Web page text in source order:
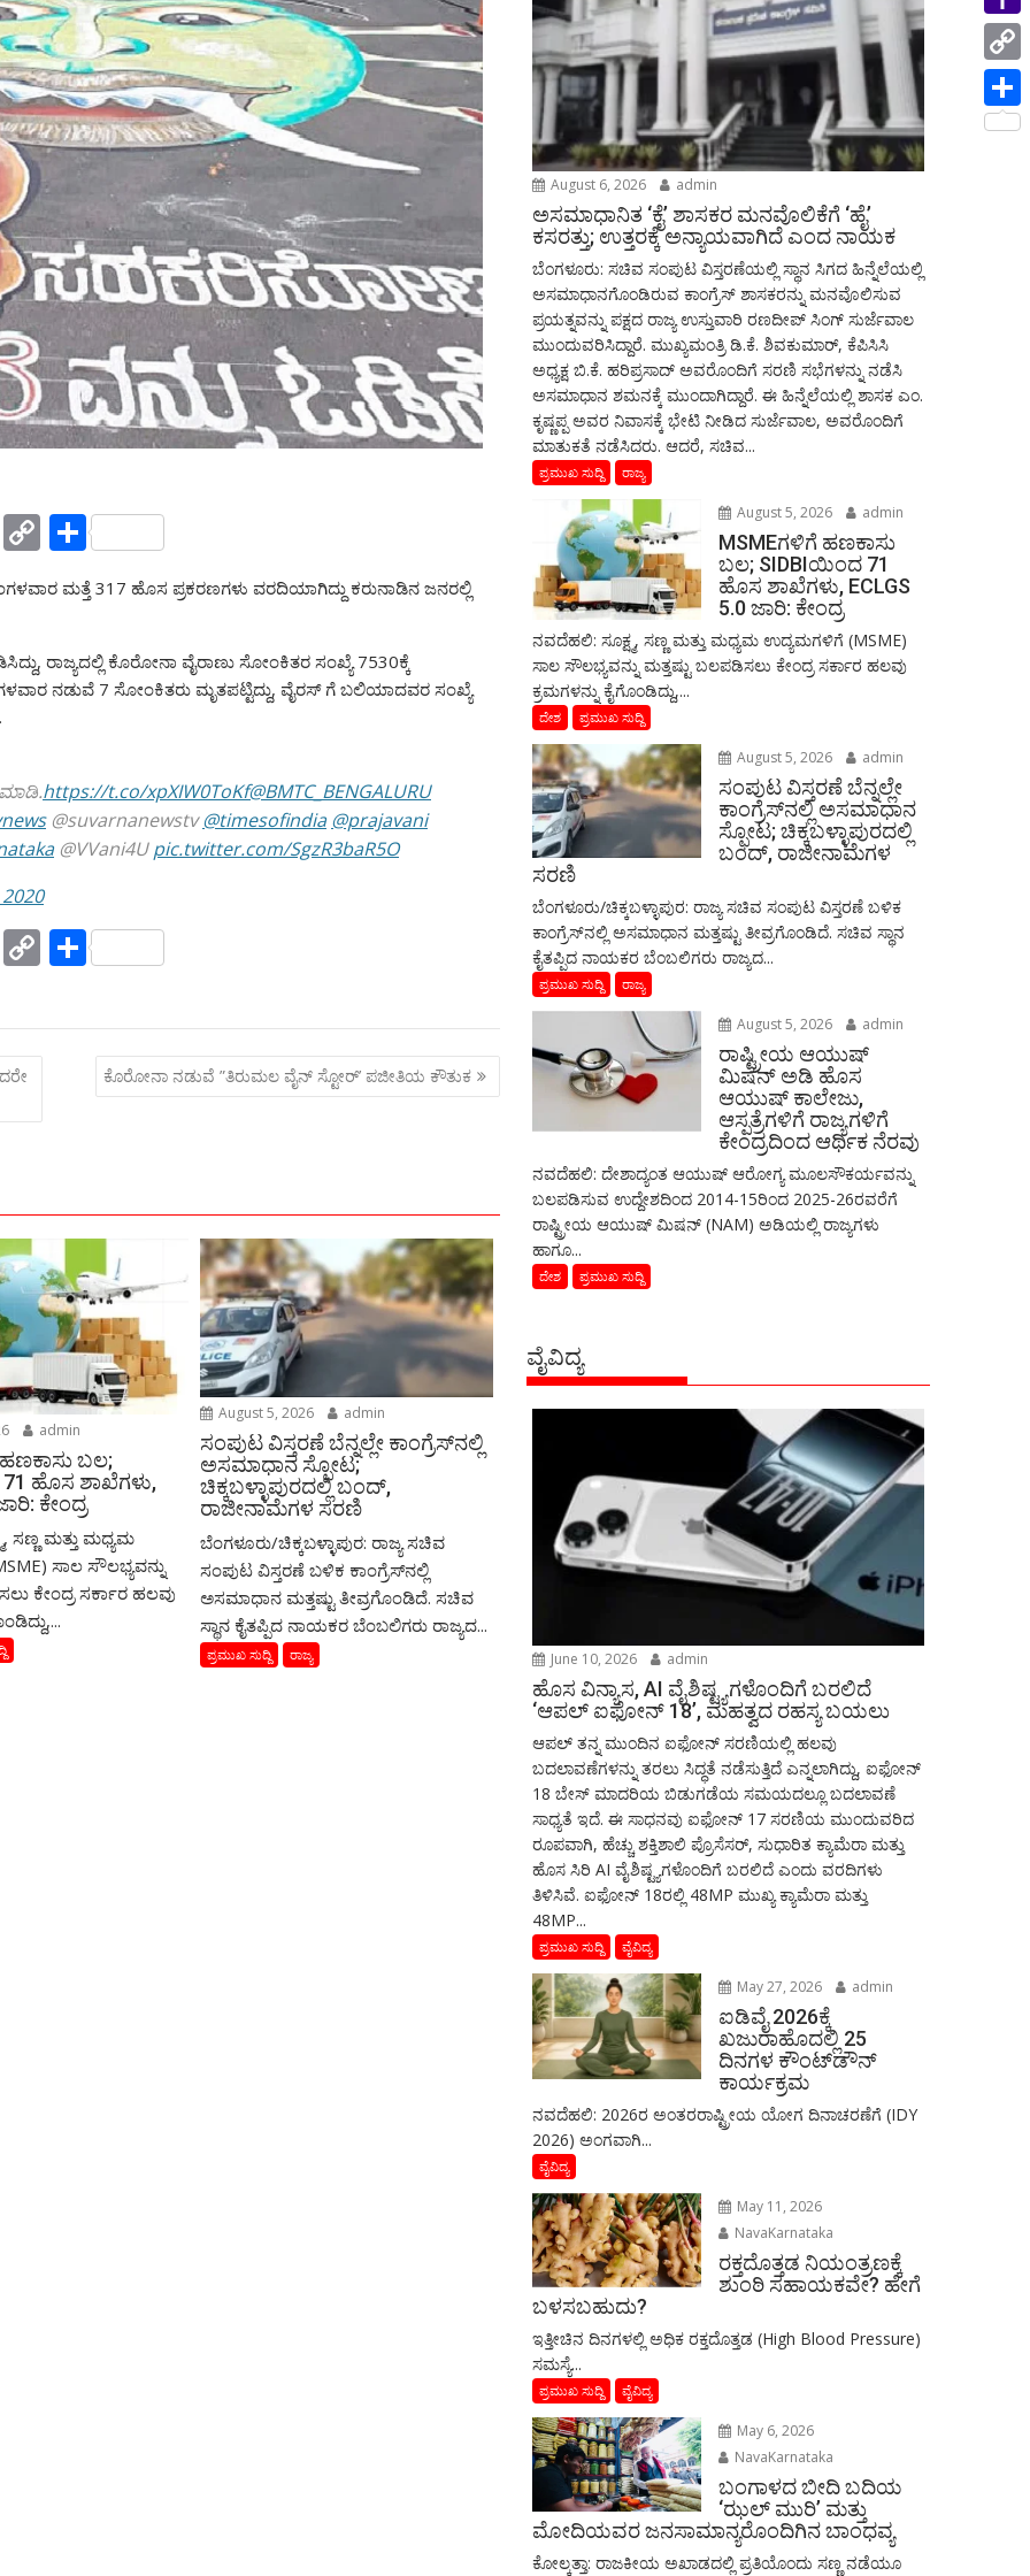
Y C
o
p
Li
S
h
ar
e
ಮತ್ತೆ 317 ಹೊಸ ಪ್ರಕರಣಗಳು ವರದಿಯಾಗಿದ್ದು ಕರುನಾಡಿನ ಜನರಲ್ಲಿ
ರಾಜ್ಯದಲ್ಲಿ ಕೊರೋನಾ ವೈರಾಣು ಸೋಂಕಿತರ ಸಂಖ್ಯೆ 7530ಕ್ಕೆ
ನಡುವೆ 7 ಸೋಂಕಿತರು ಮೃತಪಟ್ಟಿದ್ದು, ವೈರಸ್ ಗೆ ಬಲಿಯಾದವರ ಸಂಖ್ಯೆ
https://t.co/xpXIW0ToKf@BMTC_BENGALURU
@suvarnanewstv@timesofindia @prajavani
@VVani4Upic.twitter.com/SgzR3baR5O
Y C
p
y
n
S
ar
eಕೊರೋನಾ ನಡುವೆ ”ತಿರುಮಲ ವೈನ್ ಸ್ಟೋರ್’ ಪಜೀತಿಯ ಕೌತುಕ
admin
ಬಲ;
ಹೊಸ ಶಾಖೆಗಳು,
ಕೇಂದ್ರ
ಸಣ್ಣ ಮತ್ತು ಮಧ್ಯಮ
ಸಾಲ ಸೌಲಭ್ಯವನ್ನು
ಕೇಂದ್ರ ಸರ್ಕಾರ ಹಲವು
August 5, 2026 admin
ಸಂಪುಟ ವಿಸ್ತರಣೆ ಬೆನ್ನಲ್ಲೇ ಕಾಂಗ್ರೆಸ್‌ನಲ್ಲಿ
ಅಸಮಾಧಾನ ಸ್ಫೋಟ;
ಚಿಕ್ಕಬಳ್ಳಾಪುರದಲ್ಲಿ ಬಂದ್,
ರಾಜೀನಾಮೆಗಳ ಸರಣಿ
ಬೆಂಗಳೂರು/ಚಿಕ್ಕಬಳ್ಳಾಪುರ: ರಾಜ್ಯ ಸಚಿವ
ಸಂಪುಟ ವಿಸ್ತರಣೆ ಬಳಿಕ ಕಾಂಗ್ರೆಸ್‌ನಲ್ಲಿ
ಅಸಮಾಧಾನ ಮತ್ತಷ್ಟು ತೀವ್ರಗೊಂಡಿದೆ. ಸಚಿವ
ಸ್ಥಾನ ಕೈತಪ್ಪಿದ ನಾಯಕರ ಬೆಂಬಲಿಗರು ರಾಜ್ಯದ...
ಪ್ರಮುಖ ಸುದ್ದಿ ರಾಜ್ಯ
August 6, 2026 admin
ಅಸಮಾಧಾನಿತ ‘ಕೈ’ ಶಾಸಕರ ಮನವೊಲಿಕೆಗೆ ‘ಹೈ’
ಕಸರತ್ತು; ಉತ್ತರಕ್ಕೆ ಅನ್ಯಾಯವಾಗಿದೆ ಎಂದ ನಾಯಕ
ಬೆಂಗಳೂರು: ಸಚಿವ ಸಂಪುಟ ವಿಸ್ತರಣೆಯಲ್ಲಿ ಸ್ಥಾನ ಸಿಗದ ಹಿನ್ನೆಲೆಯಲ್ಲಿ
ಅಸಮಾಧಾನಗೊಂಡಿರುವ ಕಾಂಗ್ರೆಸ್ ಶಾಸಕರನ್ನು ಮನವೊಲಿಸುವ
ಪ್ರಯತ್ನವನ್ನು ಪಕ್ಷದ ರಾಜ್ಯ ಉಸ್ತುವಾರಿ ರಣದೀಪ್ ಸಿಂಗ್ ಸುರ್ಜೆವಾಲ
ಮುಂದುವರಿಸಿದ್ದಾರೆ. ಮುಖ್ಯಮಂತ್ರಿ ಡಿ.ಕೆ. ಶಿವಕುಮಾರ್, ಕೆಪಿಸಿಸಿ
ಅಧ್ಯಕ್ಷ ಬಿ.ಕೆ. ಹರಿಪ್ರಸಾದ್ ಅವರೊಂದಿಗೆ ಸರಣಿ ಸಭೆಗಳನ್ನು ನಡೆಸಿ
ಅಸಮಾಧಾನ ಶಮನಕ್ಕೆ ಮುಂದಾಗಿದ್ದಾರೆ. ಈ ಹಿನ್ನೆಲೆಯಲ್ಲಿ ಶಾಸಕ ಎಂ.
ಕೃಷ್ಣಪ್ಪ ಅವರ ನಿವಾಸಕ್ಕೆ ಭೇಟಿ ನೀಡಿದ ಸುರ್ಜೆವಾಲ, ಅವರೊಂದಿಗೆ
ಮಾತುಕತೆ ನಡೆಸಿದರು. ಆದರೆ, ಸಚಿವ...
ಪ್ರಮುಖ ಸುದ್ದಿ ರಾಜ್ಯ
August 5, 2026 admin
MSMEಗಳಿಗೆ ಹಣಕಾಸು
ಬಲ; SIDBIಯಿಂದ 71
ಹೊಸ ಶಾಖೆಗಳು, ECLGS
5.0 ಜಾರಿ: ಕೇಂದ್ರ
ನವದೆಹಲಿ: ಸೂಕ್ಷ್ಮ, ಸಣ್ಣ ಮತ್ತು ಮಧ್ಯಮ ಉದ್ಯಮಗಳಿಗೆ (MSME)
ಸಾಲ ಸೌಲಭ್ಯವನ್ನು ಮತ್ತಷ್ಟು ಬಲಪಡಿಸಲು ಕೇಂದ್ರ ಸರ್ಕಾರ ಹಲವು
ಕ್ರಮಗಳನ್ನು ಕೈಗೊಂಡಿದ್ದು,...
ದೇಶ ಪ್ರಮುಖ ಸುದ್ದಿ
August 5, 2026 admin
ಸಂಪುಟ ವಿಸ್ತರಣೆ ಬೆನ್ನಲ್ಲೇ
ಕಾಂಗ್ರೆಸ್‌ನಲ್ಲಿ ಅಸಮಾಧಾನ
ಸ್ಫೋಟ; ಚಿಕ್ಕಬಳ್ಳಾಪುರದಲ್ಲಿ
ಬಂದ್, ರಾಜೀನಾಮೆಗಳ
ಸರಣಿ
ಬೆಂಗಳೂರು/ಚಿಕ್ಕಬಳ್ಳಾಪುರ: ರಾಜ್ಯ ಸಚಿವ ಸಂಪುಟ ವಿಸ್ತರಣೆ ಬಳಿಕ
ಕಾಂಗ್ರೆಸ್‌ನಲ್ಲಿ ಅಸಮಾಧಾನ ಮತ್ತಷ್ಟು ತೀವ್ರಗೊಂಡಿದೆ. ಸಚಿವ ಸ್ಥಾನ
ಕೈತಪ್ಪಿದ ನಾಯಕರ ಬೆಂಬಲಿಗರು ರಾಜ್ಯದ...
ಪ್ರಮುಖ ಸುದ್ದಿ ರಾಜ್ಯ
August 5, 2026 admin
ರಾಷ್ಟ್ರೀಯ ಆಯುಷ್
ಮಿಷನ್ ಅಡಿ ಹೊಸ
ಆಯುಷ್ ಕಾಲೇಜು,
ಆಸ್ಪತ್ರೆಗಳಿಗೆ ರಾಜ್ಯಗಳಿಗೆ
ಕೇಂದ್ರದಿಂದ ಆರ್ಥಿಕ ನೆರವು
ನವದೆಹಲಿ: ದೇಶಾದ್ಯಂತ ಆಯುಷ್ ಆರೋಗ್ಯ ಮೂಲಸೌಕರ್ಯವನ್ನು
ಬಲಪಡಿಸುವ ಉದ್ದೇಶದಿಂದ 2014-15ರಿಂದ 2025-26ರವರೆಗೆ
ರಾಷ್ಟ್ರೀಯ ಆಯುಷ್ ಮಿಷನ್ (NAM) ಅಡಿಯಲ್ಲಿ ರಾಜ್ಯಗಳು
ಹಾಗೂ...
ದೇಶ ಪ್ರಮುಖ ಸುದ್ದಿ
ವೈವಿದ್ಯ
June 10, 2026 admin
ಹೊಸ ವಿನ್ಯಾಸ, AI ವೈಶಿಷ್ಟ್ಯಗಳೊಂದಿಗೆ ಬರಲಿದೆ
‘ಆಪಲ್ ಐಫೋನ್ 18’, ಮಹತ್ವದ ರಹಸ್ಯ ಬಯಲು
ಆಪಲ್ ತನ್ನ ಮುಂದಿನ ಐಫೋನ್ ಸರಣಿಯಲ್ಲಿ ಹಲವು
ಬದಲಾವಣೆಗಳನ್ನು ತರಲು ಸಿದ್ಧತೆ ನಡೆಸುತ್ತಿದೆ ಎನ್ನಲಾಗಿದ್ದು, ಐಫೋನ್
18 ಬೇಸ್ ಮಾದರಿಯ ಬಿಡುಗಡೆಯ ಸಮಯದಲ್ಲೂ ಬದಲಾವಣೆ
ಸಾಧ್ಯತೆ ಇದೆ. ಈ ಸಾಧನವು ಐಫೋನ್ 17 ಸರಣಿಯ ಮುಂದುವರಿದ
ರೂಪವಾಗಿ, ಹೆಚ್ಚು ಶಕ್ತಿಶಾಲಿ ಪ್ರೊಸೆಸರ್, ಸುಧಾರಿತ ಕ್ಯಾಮೆರಾ ಮತ್ತು
ಹೊಸ ಸಿರಿ AI ವೈಶಿಷ್ಟ್ಯಗಳೊಂದಿಗೆ ಬರಲಿದೆ ಎಂದು ವರದಿಗಳು
ತಿಳಿಸಿವೆ. ಐಫೋನ್ 18ರಲ್ಲಿ 48MP ಮುಖ್ಯ ಕ್ಯಾಮೆರಾ ಮತ್ತು
48MP...
ಪ್ರಮುಖ ಸುದ್ದಿ ವೈವಿದ್ಯ
May 27, 2026 admin
ಐಡಿವೈ 2026ಕ್ಕೆ
ಖಜುರಾಹೊದಲ್ಲಿ 25
ದಿನಗಳ ಕೌಂಟ್‌ಡೌನ್
ಕಾರ್ಯಕ್ರಮ
ನವದೆಹಲಿ: 2026ರ ಅಂತರರಾಷ್ಟ್ರೀಯ ಯೋಗ ದಿನಾಚರಣೆಗೆ (IDY
2026) ಅಂಗವಾಗಿ...
ವೈವಿದ್ಯ
May 11, 2026
NavaKarnataka
ರಕ್ತದೊತ್ತಡ ನಿಯಂತ್ರಣಕ್ಕೆ
ಶುಂಠಿ ಸಹಾಯಕವೇ? ಹೇಗೆ
ಬಳಸಬಹುದು?
ಇತ್ತೀಚಿನ ದಿನಗಳಲ್ಲಿ ಅಧಿಕ ರಕ್ತದೊತ್ತಡ (High Blood Pressure)
ಸಮಸ್ಯೆ...
ಪ್ರಮುಖ ಸುದ್ದಿ ವೈವಿದ್ಯ
May 6, 2026
NavaKarnataka
ಬಂಗಾಳದ ಬೀದಿ ಬದಿಯ
‘ಝಲ್ ಮುರಿ’ ಮತ್ತು
ಮೋದಿಯವರ ಜನಸಾಮಾನ್ಯರೊಂದಿಗಿನ ಬಾಂಧವ್ಯ
​ಕೋಲ್ಕತ್ತಾ: ರಾಜಕೀಯ ಅಖಾಡದಲ್ಲಿ ಪ್ರತಿಯೊಂದು ಸಣ್ಣ ನಡೆಯೂ
p
a
m
n
g
e
ii
n
e
s
s
a
Y
a
h
C
o
S